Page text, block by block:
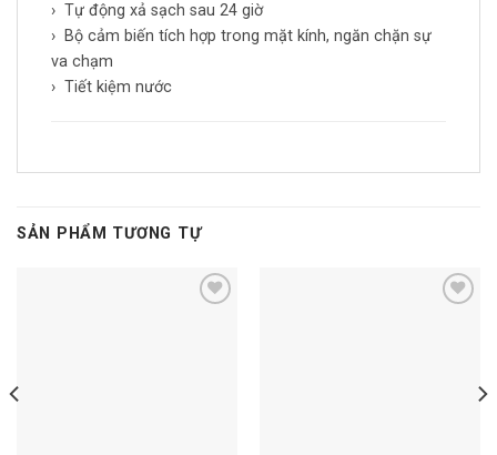
› Tự động xả sạch sau 24 giờ
› Bộ cảm biến tích hợp trong mặt kính, ngăn chặn sự
va chạm
› Tiết kiệm nước
SẢN PHẨM TƯƠNG TỰ